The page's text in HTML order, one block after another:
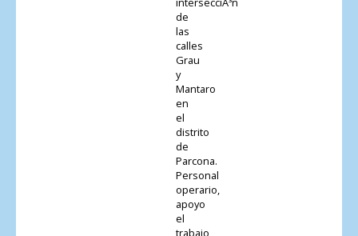
de
las
calles
Grau
y
Mantaro
en
el
distrito
de
Parcona.
Personal
operario,
apoyo
el
trabajo